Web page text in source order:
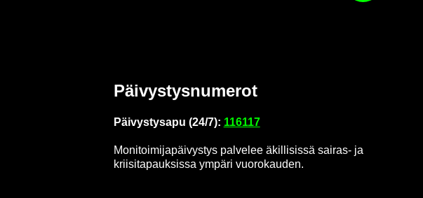
Päi­vys­tys­nu­me­rot
Päi­vys­tys­a­pu (24/7): 116117
Mo­ni­toi­mi­ja­päi­vys­tys pal­ve­lee äkil­li­sis­sä sairas-​ ja
krii­si­ta­pauk­sis­sa ym­pä­ri vuo­ro­kau­den.